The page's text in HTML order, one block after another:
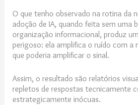
O que tenho observado na rotina da
adoção de IA, quando feita sem uma
organização informacional, produz
perigoso: ela amplifica o ruído com a
que poderia amplificar o sinal.
Assim, o resultado são relatórios
repletos de respostas tecnicamente
estrategicamente inócuas.